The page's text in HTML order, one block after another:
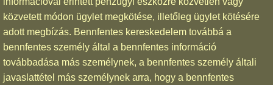
közvetett módon ügylet megkötése, illetőleg ügylet kötésére
adott megbízás. Bennfentes kereskedelem továbbá a
bennfentes személy által a bennfentes információ
továbbadása más személynek, a bennfentes személy általi
javaslattétel más személynek arra, hogy a bennfentes